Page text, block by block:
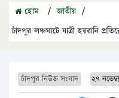
হোম / জাতীয় /
চাঁদপুর লঞ্চঘাটে যাত্রী হয়রানি
চাঁদপুর নিউজ সংবাদ ২৭